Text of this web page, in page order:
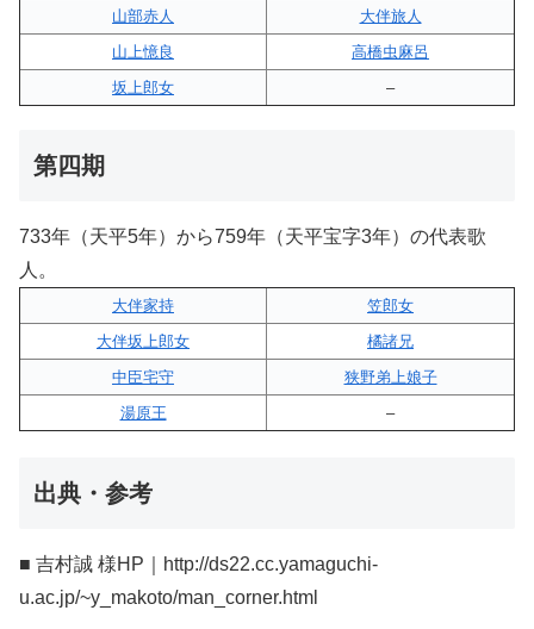
山部赤人
大伴旅人
山上憶良
高橋虫麻呂
坂上郎女
–
第四期
733年（天平5年）から759年（天平宝字3年）の代表歌
人。
大伴家持
笠郎女
大伴坂上郎女
橘諸兄
中臣宅守
狭野弟上娘子
湯原王
–
出典・参考
■ 吉村誠 様HP｜http://ds22.cc.yamaguchi-
u.ac.jp/~y_makoto/man_corner.html